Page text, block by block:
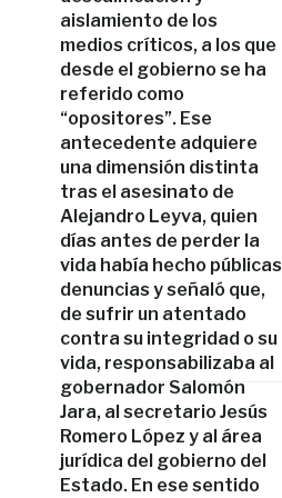
aislamiento de los
medios críticos, a los que
desde el gobierno se ha
referido como
“opositores”. Ese
antecedente adquiere
una dimensión distinta
tras el asesinato de
Alejandro Leyva, quien
días antes de perder la
vida había hecho públicas
denuncias y señaló que,
de sufrir un atentado
contra su integridad o su
vida, responsabilizaba al
gobernador Salomón
Jara, al secretario Jesús
Romero López y al área
jurídica del gobierno del
Estado. En ese sentido